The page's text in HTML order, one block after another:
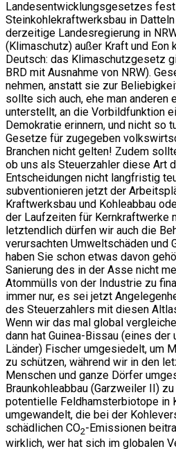
Landesentwicklungsgesetzes
Steinkohlekraftwerksbau in
derzeitige Landesregierung in
(Klimaschutz) außer Kraft und Eon
Deutsch: das Klimaschutzgesetz
BRD mit Ausnahme von NRW).
nehmen, anstatt sie zur
sollte sich auch, ehe man anderen
unterstellt, an die Vorbildfunktion
Demokratie erinnern, und nicht so
Gesetze für zugegeben
Branchen nicht gelten! Zudem
ob uns als Steuerzahler diese Art
Entscheidungen nicht langfristig
subventionieren jetzt der
Kraftwerksbau und Kohleabbau
der Laufzeiten für Kernkraftwerke
letztendlich dürfen wir auch die
verursachten Umweltschäden und
haben Sie schon etwas davon
Sanierung des in der Asse nicht
Atommülls von der Industrie zu
immer nur, es sei jetzt
des Steuerzahlers mit diesen
Wenn wir das mal global
dann hat Guinea-Bissau (eines
Länder) Fischer umgesiedelt, um
zu schützen, während wir in den
Menschen und ganze Dörfer
Braunkohleabbau (Garzweiler II)
potentielle Feldhamsterbiotope in
umgewandelt, die bei der
schädlichen CO2-Emissionen
wirklich, wer hat sich im globalen